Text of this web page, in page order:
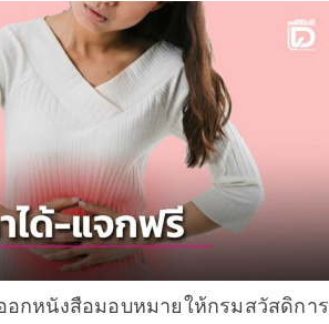
อกหนังสือมอบหมายให้กรมสวัสดิการ